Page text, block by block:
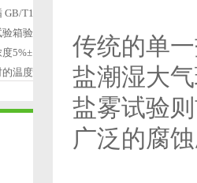
T12967.3
箱验证盐
5%±1%的配
温度恢复
传统的单
盐潮湿大
盐雾试验
广泛的腐